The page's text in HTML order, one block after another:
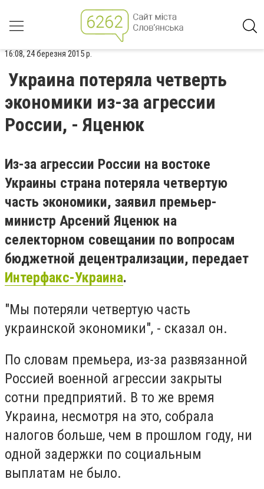
16:08, 24 березня 2015 р.
Украина потеряла четверть
экономики из-за агрессии
России, - Яценюк
Из-за агрессии России на востоке
Украины страна потеряла четвертую
часть экономики, заявил премьер-
министр Арсений Яценюк на
селекторном совещании по вопросам
бюджетной децентрализации, передает
Интерфакс-Украина.
"Мы потеряли четвертую часть
украинской экономики", - сказал он.
По словам премьера, из-за развязанной
Россией военной агрессии закрыты
сотни предприятий. В то же время
Украина, несмотря на это, собрала
налогов больше, чем в прошлом году, ни
одной задержки по социальным
выплатам не было.